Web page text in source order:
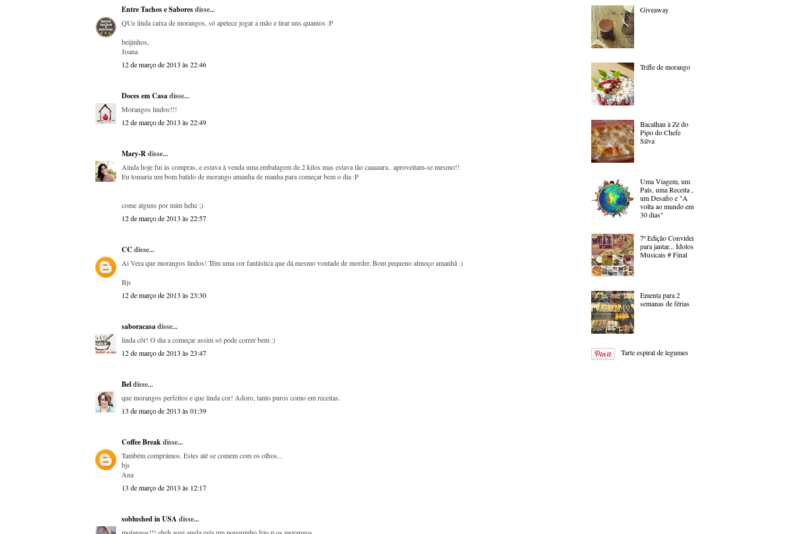
Entre Tachos e Saboresdisse...
QUe linda caixa de morangos, só apetece jogar a mão e tirar uns quantos :P
beijinhos,
Joana
12 de março de 2013 às 22:46
Doces em Casadisse...
Morangos lindos!!!
12 de março de 2013 às 22:49
Mary-Rdisse...
Ainda hoje fui às compras, e estava à venda uma embalagem de 2 kilos mas estava tão caaaaara.. aproveitam-se mesmo!!
Eu tomaria um bom batido de morango amanha de manha para começar bem o dia :P
come alguns por mim hehe ;)
12 de março de 2013 às 22:57
CC disse...
Ai Vera que morangos lindos! Têm uma cor fantástica que dá mesmo vontade de morder. Bom pequeno almoço amanhã :)
Bjs
12 de março de 2013 às 23:30
saboracasadisse...
linda côr! O dia a começar assim só pode correr bem :)
12 de março de 2013 às 23:47
Beldisse...
que morangos perfeitos e que linda cor! Adoro, tanto puros como em receitas.
13 de março de 2013 às 01:39
Coffee Breakdisse...
Também comprámos. Estes até se comem com os olhos...
bjs
Ana
13 de março de 2013 às 12:17
soblushed in USA disse...
Giveaway
Trifle de morango
Bacalhau à Zé do
Pipo do Chefe
Silva
Uma Viagem, um
País, uma Receita ,
um Desafio e "A
volta ao mundo em
30 dias"
7ª Edição Convidei
para jantar... Ídolos
Musicais # Final
Ementa para 2
semanas de férias
Tarte espiral de legumes